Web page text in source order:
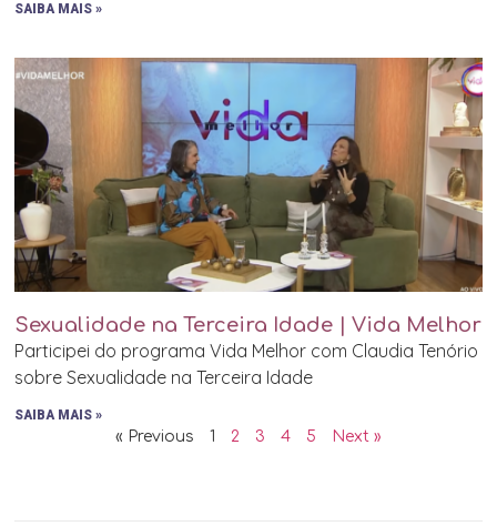
SAIBA MAIS »
Sexualidade na Terceira Idade | Vida Melhor
Participei do programa Vida Melhor com Claudia Tenório
sobre Sexualidade na Terceira Idade
SAIBA MAIS »
« Previous 1 2 3 4 5 Next »